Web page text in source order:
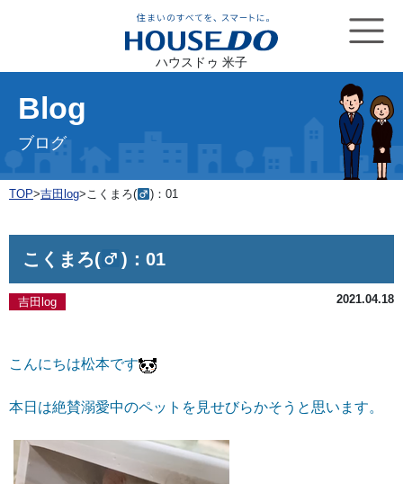
ハウスドゥ 米子
Blog
ブログ
TOP>吉田log>こくまろ( )：01
こくまろ( )：01
吉田log 2021.04.18
こんにちは松本です
本日は絶賛溺愛中のペットを見せびらかそうと思います。